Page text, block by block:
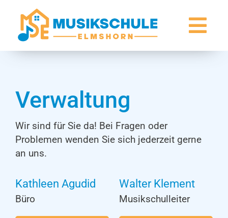
springen
Unterricht & Preise
Kontakt
Verwaltung
Wir sind für Sie da! Bei Fragen oder
Problemen wenden Sie sich jederzeit gerne
an uns.
Kathleen Agudid
Büro
Walter Klement
Musikschulleiter